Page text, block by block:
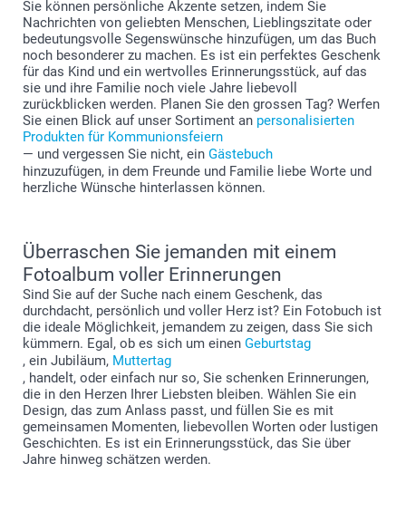
Sie können persönliche Akzente setzen, indem Sie
Nachrichten von geliebten Menschen, Lieblingszitate oder
bedeutungsvolle Segenswünsche hinzufügen, um das Buch
noch besonderer zu machen. Es ist ein perfektes Geschenk
für das Kind und ein wertvolles Erinnerungsstück, auf das
sie und ihre Familie noch viele Jahre liebevoll
zurückblicken werden. Planen Sie den grossen Tag? Werfen
Sie einen Blick auf unser Sortiment an personalisierten
Produkten für Kommunionsfeiern
— und vergessen Sie nicht, ein Gästebuch
hinzuzufügen, in dem Freunde und Familie liebe Worte und
herzliche Wünsche hinterlassen können.
Überraschen Sie jemanden mit einem
Fotoalbum voller Erinnerungen
Sind Sie auf der Suche nach einem Geschenk, das
durchdacht, persönlich und voller Herz ist? Ein Fotobuch ist
die ideale Möglichkeit, jemandem zu zeigen, dass Sie sich
kümmern. Egal, ob es sich um einen Geburtstag
, ein Jubiläum, Muttertag
, handelt, oder einfach nur so, Sie schenken Erinnerungen,
die in den Herzen Ihrer Liebsten bleiben. Wählen Sie ein
Design, das zum Anlass passt, und füllen Sie es mit
gemeinsamen Momenten, liebevollen Worten oder lustigen
Geschichten. Es ist ein Erinnerungsstück, das Sie über
Jahre hinweg schätzen werden.